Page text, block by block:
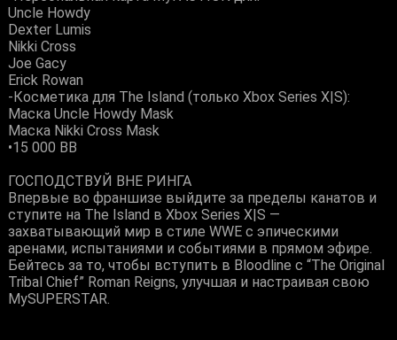
Uncle Howdy
Dexter Lumis
Nikki Cross
Joe Gacy
Erick Rowan
-Косметика для The Island (только Xbox Series X|S):
Маска Uncle Howdy Mask
Маска Nikki Cross Mask
•15 000 ВВ
ГОСПОДСТВУЙ ВНЕ РИНГА
Впервые во франшизе выйдите за пределы канатов и
ступите на The Island в Xbox Series X|S —
захватывающий мир в стиле WWE с эпическими
аренами, испытаниями и событиями в прямом эфире.
Бейтесь за то, чтобы вступить в Bloodline с “The Original
Tribal Chief” Roman Reigns, улучшая и настраивая свою
MySUPERSTAR.